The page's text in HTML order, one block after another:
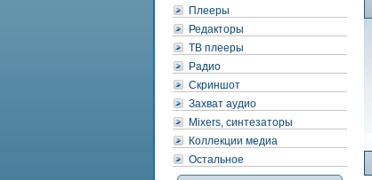
Плееры
Редакторы
ТВ плееры
Радио
Скриншот
Захват аудио
Mixers, синтезаторы
Коллекции медиа
Остальное